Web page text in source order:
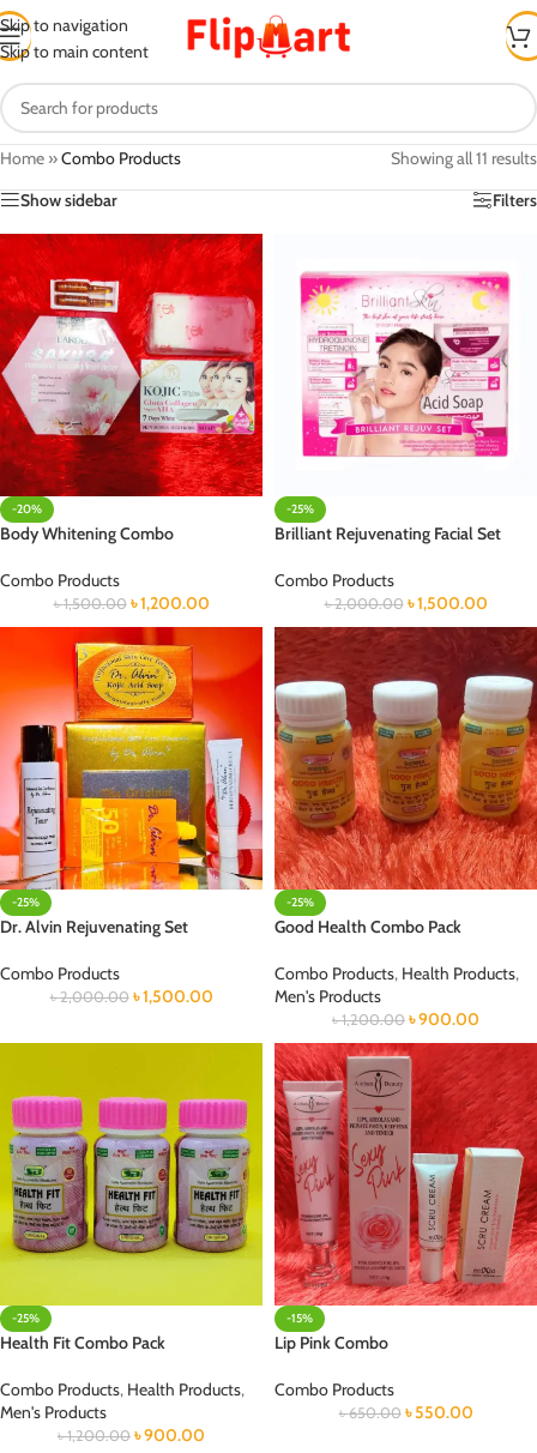
Skip to navigation
Skip to main content
Home »Combo Products
Showing all 11 results
Show sidebar
Filters
-20%
Body Whitening Combo
Combo Products
৳1,500.00 ৳1,200.00
-25%
Brilliant Rejuvenating Facial Set
Combo Products
৳2,000.00 ৳1,500.00
-25%
Dr. Alvin Rejuvenating Set
Combo Products
৳2,000.00 ৳1,500.00
-25%
Good Health Combo Pack
Combo Products, Health Products,
Men's Products
৳1,200.00 ৳900.00
-25%
Health Fit Combo Pack
Combo Products, Health Products,
Men's Products
৳1,200.00 ৳900.00
-15%
Lip Pink Combo
Combo Products
৳650.00 ৳550.00